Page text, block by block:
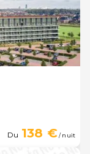
Du 138 €/ nuit